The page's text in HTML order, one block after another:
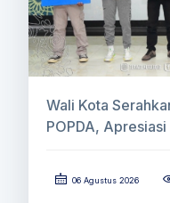
Wali Kota
POPDA,
06 Agustus 2026